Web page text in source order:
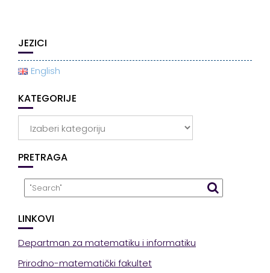
JEZICI
English
KATEGORIJE
PRETRAGA
LINKOVI
Departman za matematiku i informatiku
Prirodno-matematički fakultet